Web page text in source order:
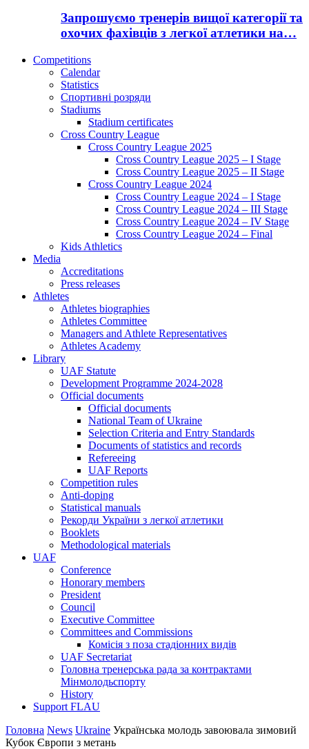
Запрошуємо тренерів вищої категорії та
охочих фахівців з легкої атлетики на…
Competitions
Calendar
Statistics
Спортивні розряди
Stadiums
Stadium certificates
Cross Country League
Cross Country League 2025
Cross Country League 2025 – I Stage
Cross Country League 2025 – II Stage
Cross Country League 2024
Cross Country League 2024 – I Stage
Cross Country League 2024 – III Stage
Cross Country League 2024 – IV Stage
Cross Country League 2024 – Final
Kids Athletics
Media
Accreditations
Press releases
Athletes
Athletes biographies
Athletes Committee
Managers and Athlete Representatives
Athletes Academy
Library
UAF Statute
Development Programme 2024-2028
Official documents
Official documents
National Team of Ukraine
Selection Criteria and Entry Standards
Documents of statistics and records
Refereeing
UAF Reports
Competition rules
Anti-doping
Statistical manuals
Рекорди України з легкої атлетики
Booklets
Methodological materials
UAF
Conference
Honorary members
President
Council
Executive Committee
Committees and Commissions
Комісія з поза стадіонних видів
UAF Secretariat
Головна тренерська рада за контрактами
Мінмолодьспорту
History
Support FLAU
Головна News Ukraine Українська молодь завоювала зимовий
Кубок Європи з метань